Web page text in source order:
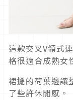
這款交叉V領式
格很適合成熟女
裙擺的荷葉邊讓
了些許休閒感。